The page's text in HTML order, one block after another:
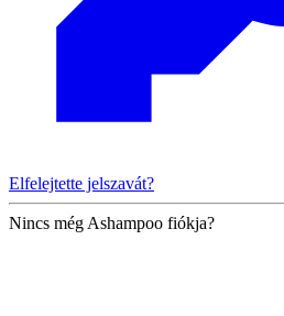
Elfelejtette jelszavát?
Nincs még Ashampoo fiókja?